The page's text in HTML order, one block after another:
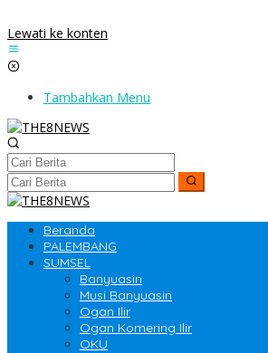
Lewati ke konten
Tambahkan Menu
Beranda
PALEMBANG
SUMSEL
Banyuasin
Musi Banyuasin
Ogan Ilir
Ogan Komering Ilir
OKU